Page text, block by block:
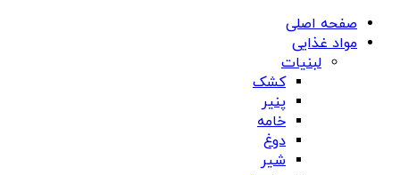
صفحه اصلی
مواد غذایی
لبنیات
کشک
پنیر
خامه
دوغ
شیر